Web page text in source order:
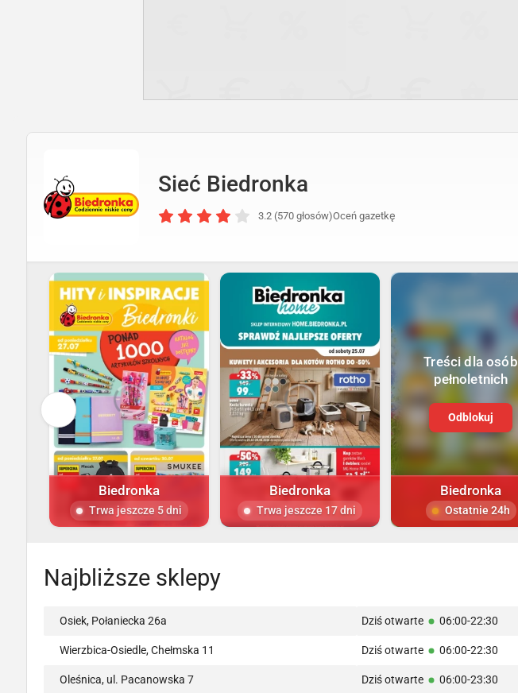
Sieć Biedronka
3.2 (570 głosów)Oceń gazetkę
Biedronka
Trwa jeszcze 5 dni
Biedronka
Trwa jeszcze 17 dni
Treści dla osób
pełnoletnich
Odblokuj
Biedronka
Ostatnie 24h
Najbliższe sklepy
Osiek, Połaniecka 26a Dziś otwarte 06:00-22:30
Wierzbica-Osiedle, Chełmska 11 Dziś otwarte 06:00-22:30
Oleśnica, ul. Pacanowska 7 Dziś otwarte 06:00-23:30